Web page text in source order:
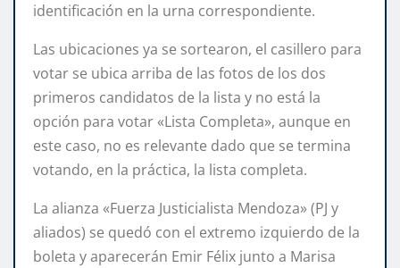
identificación en la urna correspondiente.
Las ubicaciones ya se sortearon, el casillero para
votar se ubica arriba de las fotos de los dos
primeros candidatos de la lista y no está la
opción para votar «Lista Completa», aunque en
este caso, no es relevante dado que se termina
votando, en la práctica, la lista completa.
La alianza «Fuerza Justicialista Mendoza» (PJ y
aliados) se quedó con el extremo izquierdo de la
boleta y aparecerán Emir Félix junto a Marisa